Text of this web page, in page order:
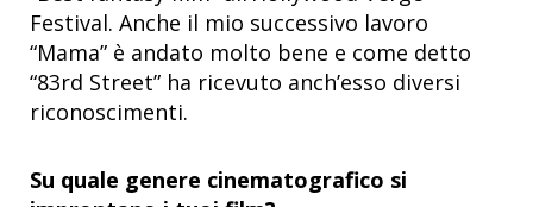
Festival. Anche il mio successivo lavoro
“Mama” è andato molto bene e come detto
“83rd Street” ha ricevuto anch’esso diversi
riconoscimenti.
Su quale genere cinematografico si